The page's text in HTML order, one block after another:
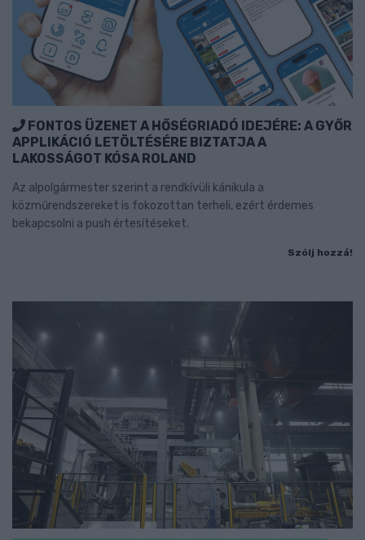
FONTOS ÜZENET A HŐSÉGRIADÓ IDEJÉRE: A GYŐR
APPLIKÁCIÓ LETÖLTÉSÉRE BIZTATJA A
LAKOSSÁGOT KÓSA ROLAND
Az alpolgármester szerint a rendkívüli kánikula a
közműrendszereket is fokozottan terheli, ezért érdemes
bekapcsolni a push értesítéseket.
Szólj hozzá!